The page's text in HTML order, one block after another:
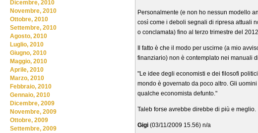
Personalmente (e non ho nessun modello
così come i deboli segnali di ripresa attuali
o conclamata) fino al terzo trimestre del
Il fatto è che il modo per uscirne (a mio
finanziario) non è contemplato nei manuali
"Le idee degli economisti e dei filosofi
mondo è governato da poco altro. Gli
qualche economista defunto."
Taleb forse avrebbe direbbe di più e meglio.
Gigi (03/11/2009 15.56) n/a
Dicembre, 2010
Novembre, 2010
Ottobre, 2010
Settembre, 2010
Agosto, 2010
Luglio, 2010
Giugno, 2010
Maggio, 2010
Aprile, 2010
Marzo, 2010
Febbraio, 2010
Gennaio, 2010
Dicembre, 2009
Novembre, 2009
Ottobre, 2009
Settembre, 2009